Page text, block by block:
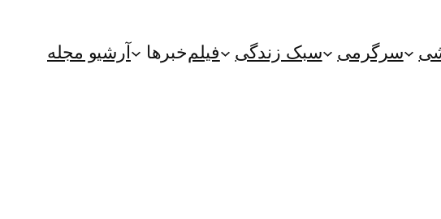
سرگرمی سبک زندگی فیلمخبرها آرشیو مجله